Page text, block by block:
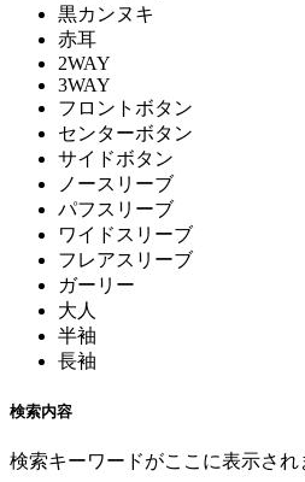
黒カンヌキ
赤耳
2WAY
3WAY
フロントボタン
センターボタン
サイドボタン
ノースリーブ
パフスリーブ
ワイドスリーブ
フレアスリーブ
ガーリー
大人
半袖
長袖
検索内容
検索キーワードがここに表示され